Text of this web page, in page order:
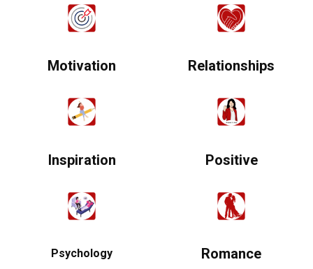
Motivation Relationships
Inspiration Positive
Psychology Romance